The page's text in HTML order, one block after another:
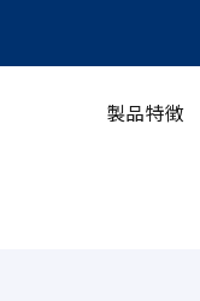
製品特徴